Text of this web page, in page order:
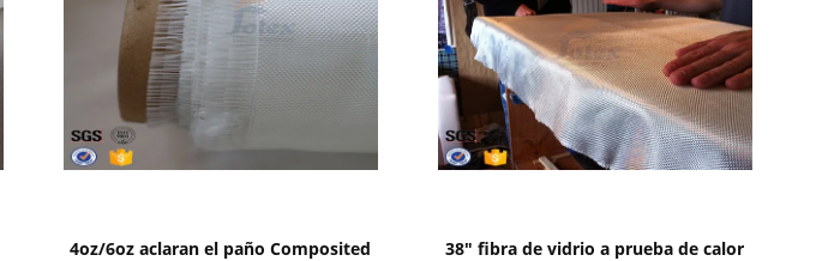
4oz/6oz aclaran el paño Composited
38" fibra de vidrio a prueba de calor